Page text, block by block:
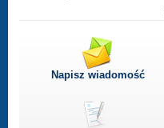
Napisz wiadomość